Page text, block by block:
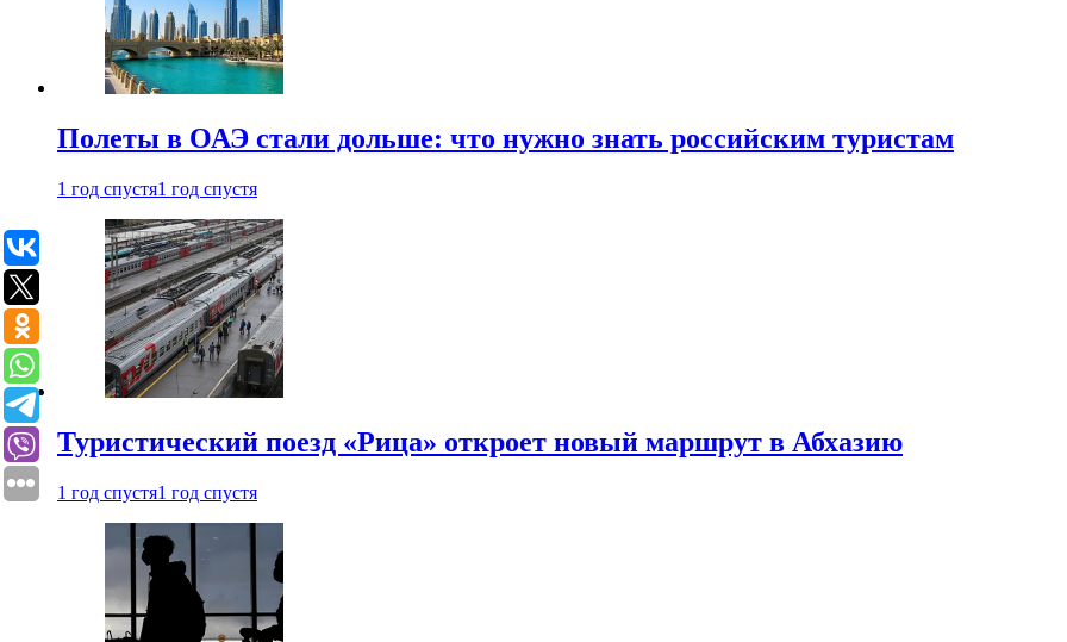
Полеты в ОАЭ стали дольше: что нужно знать российским туристам
1 год спустя1 год спустя
Туристический поезд «Рица» откроет новый маршрут в Абхазию
1 год спустя1 год спустя